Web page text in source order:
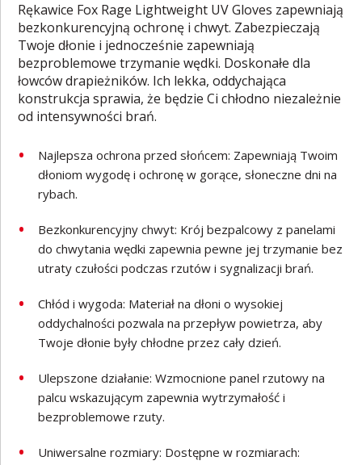
Rękawice Fox Rage Lightweight UV Gloves zapewniają
bezkonkurencyjną ochronę i chwyt. Zabezpieczają
Twoje dłonie i jednocześnie zapewniają
bezproblemowe trzymanie wędki. Doskonałe dla
łowców drapieżników. Ich lekka, oddychająca
konstrukcja sprawia, że będzie Ci chłodno niezależnie
od intensywności brań.
Najlepsza ochrona przed słońcem: Zapewniają Twoim
dłoniom wygodę i ochronę w gorące, słoneczne dni na
rybach.
Bezkonkurencyjny chwyt: Krój bezpalcowy z panelami
do chwytania wędki zapewnia pewne jej trzymanie bez
utraty czułości podczas rzutów i sygnalizacji brań.
Chłód i wygoda: Materiał na dłoni o wysokiej
oddychalności pozwala na przepływ powietrza, aby
Twoje dłonie były chłodne przez cały dzień.
Ulepszone działanie: Wzmocnione panel rzutowy na
palcu wskazującym zapewnia wytrzymałość i
bezproblemowe rzuty.
Uniwersalne rozmiary: Dostępne w rozmiarach: